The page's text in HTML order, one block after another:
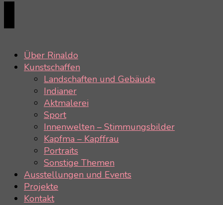
Über Rinaldo
Kunstschaffen
Landschaften und Gebäude
Indianer
Aktmalerei
Sport
Innenwelten – Stimmungsbilder
Kapfma – Kapffrau
Portraits
Sonstige Themen
Ausstellungen und Events
Projekte
Kontakt